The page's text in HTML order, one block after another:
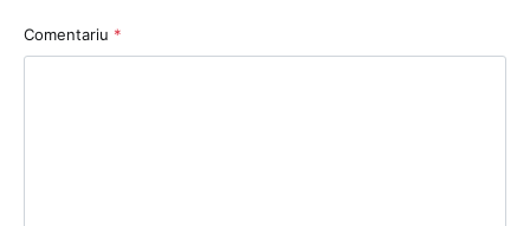
Comentariu *